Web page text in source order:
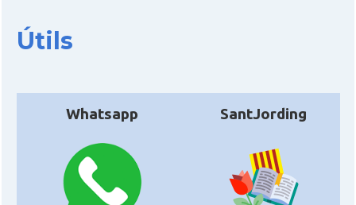
Útils
Whatsapp SantJording